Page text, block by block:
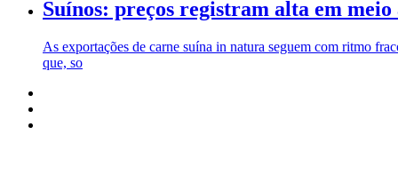
Suínos: preços registram alta em
As exportações de carne suína in natura seguem com ritmo
que, so